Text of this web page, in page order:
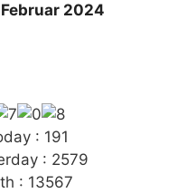
2024
: 191
: 2579
: 13567